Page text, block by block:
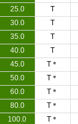
25.0
T
30.0
T
35.0
T
40.0
T
45.0
T＊
50.0
T＊
60.0
T＊
80.0
T＊
100.0
T＊